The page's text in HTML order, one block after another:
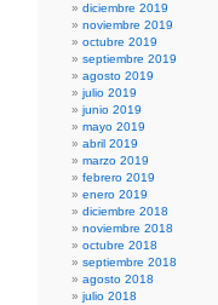
diciembre 2019
noviembre 2019
octubre 2019
septiembre 2019
agosto 2019
julio 2019
junio 2019
mayo 2019
abril 2019
marzo 2019
febrero 2019
enero 2019
diciembre 2018
noviembre 2018
octubre 2018
septiembre 2018
agosto 2018
julio 2018